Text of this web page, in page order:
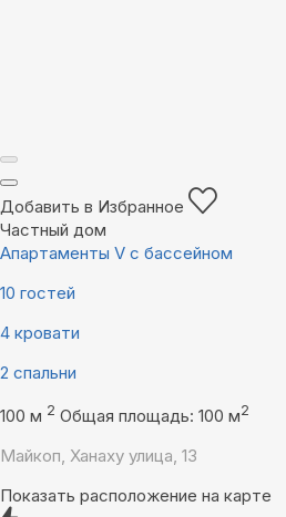
Добавить в Избранное
Частный дом
Апартаменты V с бассейном
10 гостей
4 кровати
2 спальни
100 м 2 Общая площадь: 100 м2
Майкоп, Ханаху улица, 13
Показать расположение на карте